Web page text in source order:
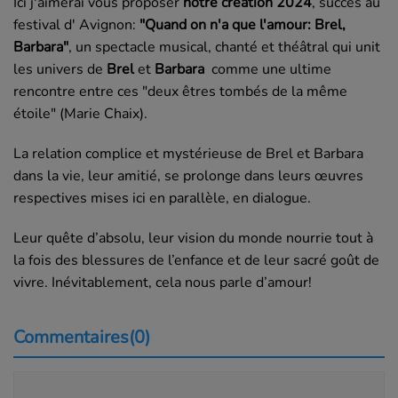
festival d' Avignon: "Quand on n'a que l'amour: Brel,
Barbara", un spectacle musical, chanté et théâtral qui unit
les univers de Brelet Barbara comme une ultime
rencontre entre ces "deux êtres tombés de la même
étoile" (Marie Chaix).
La relation complice et mystérieuse de Brel et Barbara
dans la vie, leur amitié, se prolonge dans leurs œuvres
respectives mises ici en parallèle, en dialogue.
Leur quête d’absolu, leur vision du monde nourrie tout à
la fois des blessures de l’enfance et de leur sacré goût de
vivre. Inévitablement, cela nous parle d’amour!
Commentaires(0)